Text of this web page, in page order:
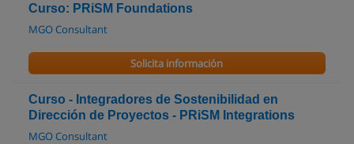
Curso: PRiSM Foundations
MGO Consultant
Solicita información
Curso - Integradores de Sostenibilidad en
Dirección de Proyectos - PRiSM Integrations
MGO Consultant